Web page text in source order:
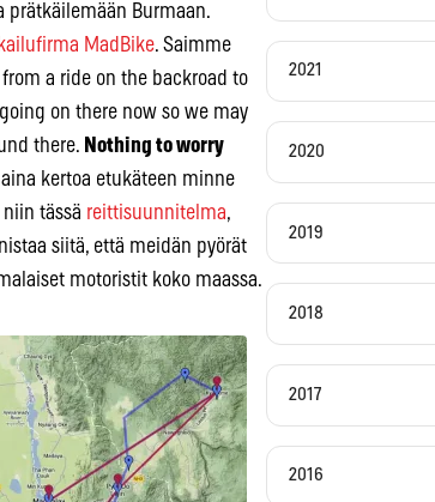
prätkäilemään Burmaan.
MadBike. Saimme
a ride on the backroad to
on there now so we may
there. Nothing to worry
kertoa etukäteen minne
tässä reittisuunnitelma,
siitä, että meidän pyörät
motoristit koko maassa.
2021
2020
2019
2018
2017
2016